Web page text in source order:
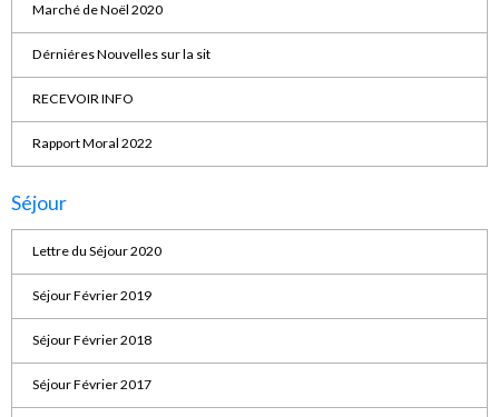
Marché de Noël 2020
Dérniéres Nouvelles sur la sit
RECEVOIR INFO
Rapport Moral 2022
Séjour
Lettre du Séjour 2020
Séjour Février 2019
Séjour Février 2018
Séjour Février 2017